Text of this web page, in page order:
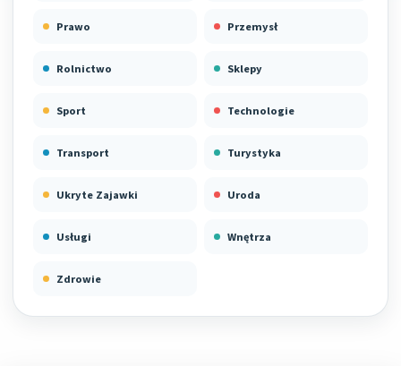
Prawo Przemysł
Rolnictwo Sklepy
Sport Technologie
Transport Turystyka
Ukryte Zajawki Uroda
Usługi Wnętrza
Zdrowie